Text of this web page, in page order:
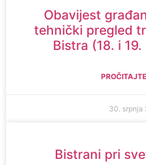
Obavijest
tehnički pregled
Bistra (18. i
30. srpnja
Bistrani pri